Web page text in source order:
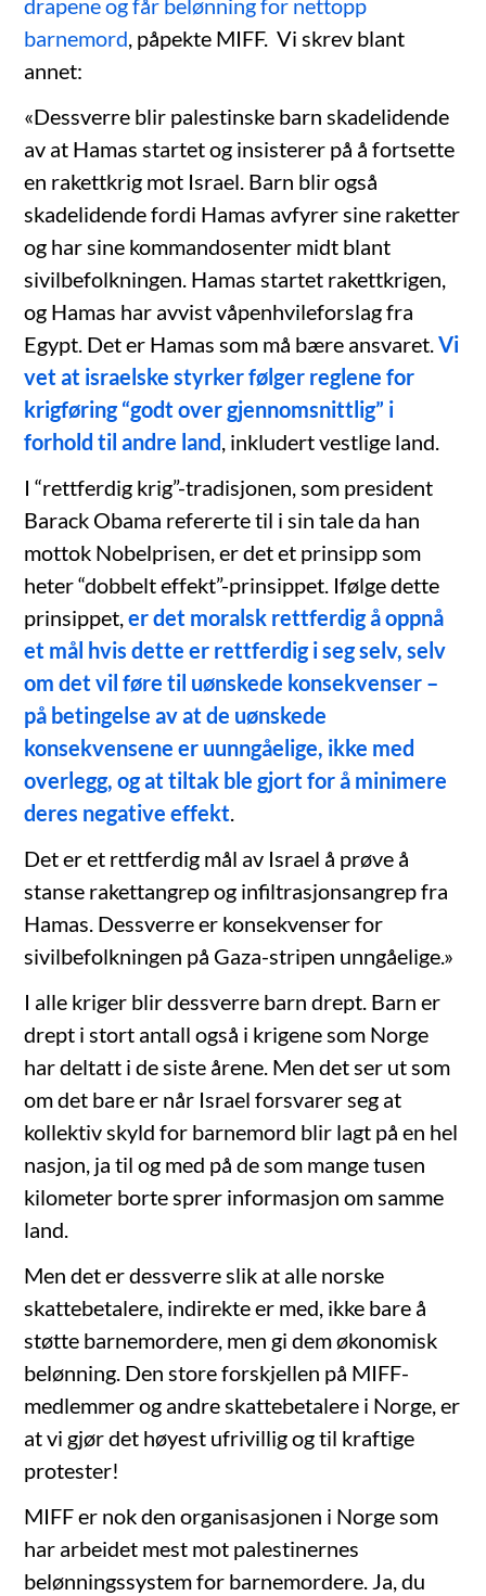
barnemord , påpekte MIFF. Vi skrev blant
annet:
«Dessverre blir palestinske barn skadelidende
av at Hamas startet og insisterer på å fortsette
en rakettkrig mot Israel. Barn blir også
skadelidende fordi Hamas avfyrer sine raketter
og har sine kommandosenter midt blant
sivilbefolkningen. Hamas startet rakettkrigen,
og Hamas har avvist våpenhvileforslag fra
Egypt. Det er Hamas som må bære ansvaret.Vi
vet at israelske styrker følger reglene for
krigføring “godt over gjennomsnittlig” i
forhold til andre land , inkludert vestlige land.
I “rettferdig krig”-tradisjonen, som president
Barack Obama refererte til i sin tale da han
mottok Nobelprisen, er det et prinsipp som
heter “dobbelt effekt”-prinsippet. Ifølge dette
prinsippet,er det moralsk rettferdig å oppnå
et mål hvis dette er rettferdig i seg selv, selv
om det vil føre til uønskede konsekvenser –
på betingelse av at de uønskede
konsekvensene er uunngåelige, ikke med
overlegg, og at tiltak ble gjort for å minimere
deres negative effekt
Det er et rettferdig mål av Israel å prøve å
stanse rakettangrep og infiltrasjonsangrep fra
Hamas. Dessverre er konsekvenser for
sivilbefolkningen på Gaza-stripen unngåelige.»
I alle kriger blir dessverre barn drept. Barn er
drept i stort antall også i krigene som Norge
har deltatt i de siste årene. Men det ser ut som
om det bare er når Israel forsvarer seg at
kollektiv skyld for barnemord blir lagt på en hel
nasjon, ja til og med på de som mange tusen
kilometer borte sprer informasjon om samme
land.
Men det er dessverre slik at alle norske
skattebetalere, indirekte er med, ikke bare å
støtte barnemordere, men gi dem økonomisk
belønning. Den store forskjellen på MIFF-
medlemmer og andre skattebetalere i Norge, er
at vi gjør det høyest ufrivillig og til kraftige
protester!
MIFF er nok den organisasjonen i Norge som
har arbeidet mest mot palestinernes
belønningssystem for barnemordere. Ja, du